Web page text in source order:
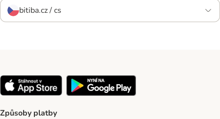
bitiba.cz / cs
Způsoby platby